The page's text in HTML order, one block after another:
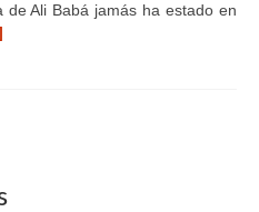
Ali Babá jamás ha estado en